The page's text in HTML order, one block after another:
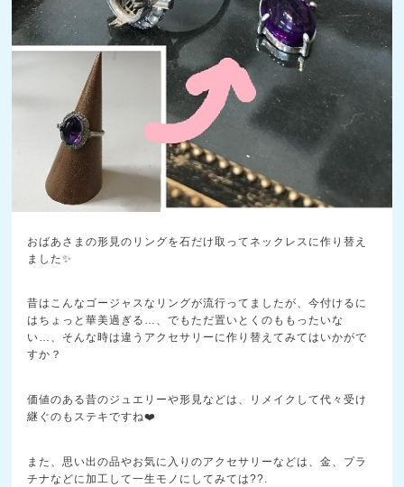
おばあさまの形見のリングを石だけ取ってネックレスに作り替え
ました✨
昔はこんなゴージャスなリングが流行ってましたが、今付けるに
はちょっと華美過ぎる…、でもただ置いとくのももったいな
い…、そんな時は違うアクセサリーに作り替えてみてはいかがで
すか？
価値のある昔のジュエリーや形見などは、リメイクして代々受け
継ぐのもステキですね❤️
また、思い出の品やお気に入りのアクセサリーなどは、金、プラ
チナなどに加工して一生モノにしてみては??.